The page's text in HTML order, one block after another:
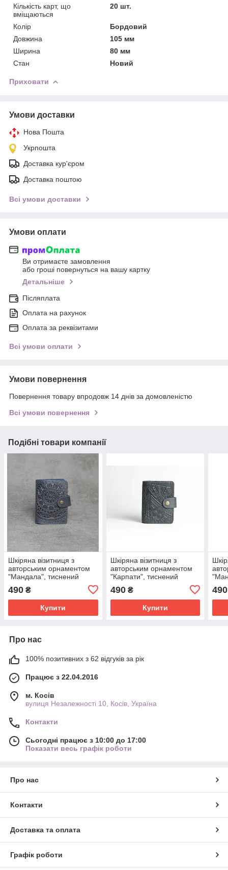
Кількість карт, що
вміщаються
20 шт.
Колір
Бордовий
Довжина
105 мм
Ширина
80 мм
Стан
Новий
Приховати
Умови доставки
Нова Пошта
Укрпошта
Доставка кур'єром
Доставка поштою
Всі умови доставки
Умови оплати
Ви отримаєте замовлення
або гроші повернуться на вашу картку
Детальніше
Післяплата
Оплата на рахунок
Оплата за реквізитами
Всі умови оплати
Умови повернення
Повернення товару впродовж 14 днів за домовленістю
Всі умови повернення
Подібні товари компанії
Шкіряна візитниця з
авторським орнаментом
"Мандала", тиснений
кольору, 10х8 см
490 ₴
Купити
Шкіряна візитниця з
авторським орнаментом
"Карпати", тиснений
кольору, 10х8 см
490₴
Купити
490
Про нас
100% позитивних з 62 відгуків за рік
Працює з 22.04.2016
м. Косів
вулиця Незалежності 10, Косів, Україна
Контакти
Сьогодні працює з 10:00 до 17:00
Показати весь графік роботи
Про нас
Контакти
Доставка та оплата
Графік роботи